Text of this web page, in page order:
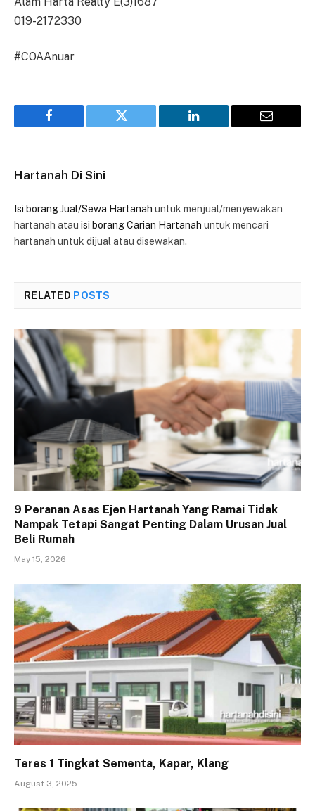
019-2172330
#COAAnuar
Facebook Twitter LinkedIn Email
Hartanah Di Sini
Isi borang Jual/Sewa Hartanah untuk menjual/menyewakan
hartanah atau isi borang Carian Hartanah untuk mencari
hartanah untuk dijual atau disewakan.
RELATED POSTS
9 Peranan Asas Ejen Hartanah Yang Ramai Tidak
Nampak Tetapi Sangat Penting Dalam Urusan Jual
Beli Rumah
May 15, 2026
Teres 1 Tingkat Sementa, Kapar, Klang
August 3, 2025